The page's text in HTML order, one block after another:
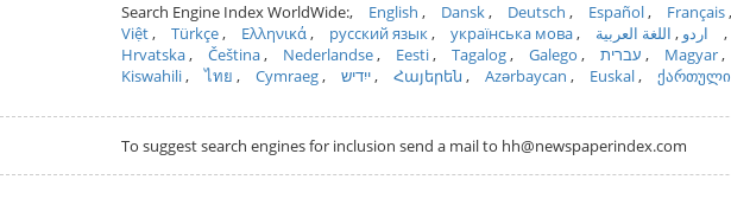
Search Engine Index WorldWide: English Dansk Deutsch Español Français
Việt
Türkçe Ελληνικά русский язык українська мова اردو اللغة العربية
Hrvatska
Čeština Nederlandse Eesti Tagalog Galego עברית Magyar
Kiswahili
ไทย Cymraeg ייִדיש Հայերեն Azərbaycan Euskal ქართული
To suggest search engines for inclusion send a mail to hh@newspaperindex.com